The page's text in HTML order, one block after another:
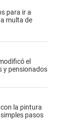
para ir a
multa de
el
y pensionados
la pintura
pasos